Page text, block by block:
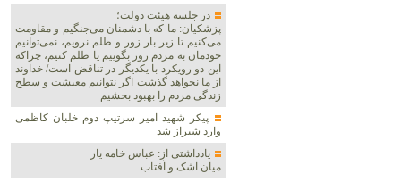
در جلسه هیئت دولت؛
پزشکیان: ما که با دشمنان می‌جنگیم و مقاومت
می‌کنیم تا زیر بار زور و ظلم نرویم، نمی‌توانیم
خودمان به مردم زور بگوییم یا ظلم کنیم، چراکه
این دو رویکرد با یکدیگر در تناقض است/ خداوند
از ما نخواهد گذشت اگر نتوانیم معیشت و سطح
زندگی مردم را بهبود بخشیم
پیکر شهید امیر سرتیپ دوم خلبان کاظمی
وارد شیراز شد
یادداشتی از: عباس خامه یار
میان اشک و آفتاب…